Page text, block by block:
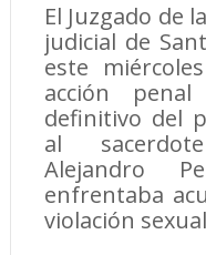
El Juzgado de
judicial de
este
acción
definitivo del
al
Alejandro
enfrentaba
violación